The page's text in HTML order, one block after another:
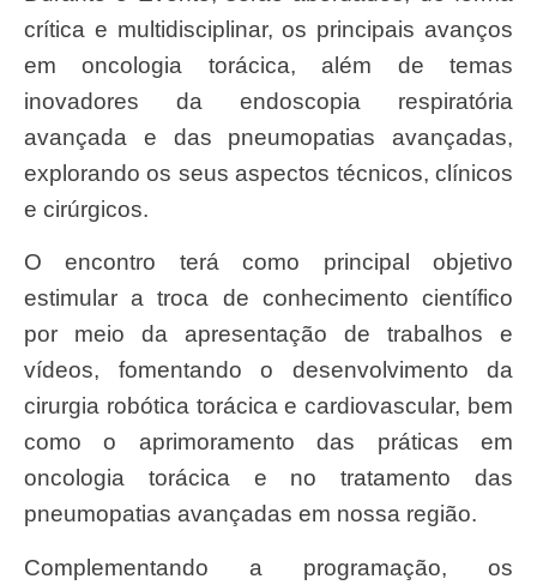
crítica e multidisciplinar, os principais avanços
em oncologia torácica, além de temas
inovadores da endoscopia respiratória
avançada e das pneumopatias avançadas,
explorando os seus aspectos técnicos, clínicos
e cirúrgicos.
O encontro terá como principal objetivo
estimular a troca de conhecimento científico
por meio da apresentação de trabalhos e
vídeos, fomentando o desenvolvimento da
cirurgia robótica torácica e cardiovascular, bem
como o aprimoramento das práticas em
oncologia torácica e no tratamento das
pneumopatias avançadas em nossa região.
Complementando a programação, os